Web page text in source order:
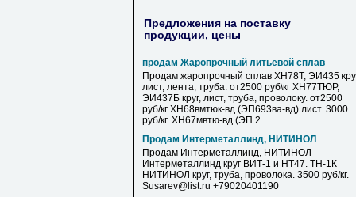
Предложения на поставку
продукции, цены
продам Жаропрочный литьевой сплав
Продам жаропрочный сплав ХН78Т, ЭИ435
лист, лента, труба. от2500 руб\кг ХН77ТЮР,
ЭИ437Б круг, лист, труба, проволоку. от2500
руб/кг ХН68вмтюк-вд (ЭП693ва-вд) лист. 3000
руб/кг. ХН67мвтю-вд (ЭП 2...
Продам Интерметаллинд, НИТИНОЛ
Продам Интерметаллинд, НИТИНОЛ
Интерметаллинд круг ВИТ-1 и НТ47. ТН-1К
НИТИНОЛ круг, труба, проволока. 3500 руб/кг.
Susarev@list.ru +79020401190